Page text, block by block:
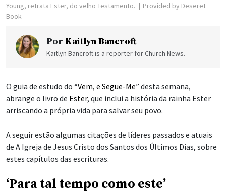
Young, retrata Ester, do velho Testamento.
Provided by Deseret
Book
Por Kaitlyn Bancroft
Kaitlyn Bancroft is a reporter for Church News.
O guia de estudo do “Vem, e Segue-Me” desta semana,
abrange o livro de Ester, que inclui a história da rainha Ester
arriscando a própria vida para salvar seu povo.
A seguir estão algumas citações de líderes passados e atuais
de A Igreja de Jesus Cristo dos Santos dos Últimos Dias, sobre
estes capítulos das escrituras.
‘Para tal tempo como este’